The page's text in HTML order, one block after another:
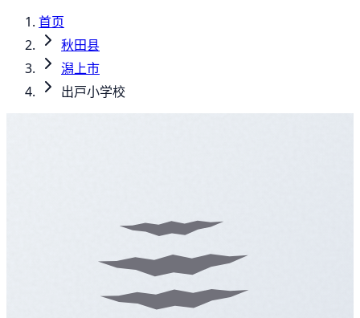
首页
秋田县
潟上市
出戸小学校